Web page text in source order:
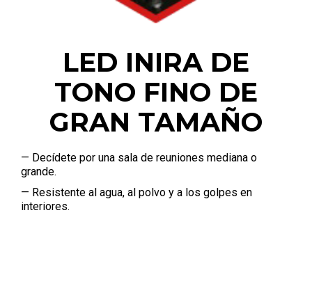
LED INIRA DE
TONO FINO DE
GRAN TAMAÑO
— Decídete por una sala de reuniones mediana o
grande.
— Resistente al agua, al polvo y a los golpes en
interiores.